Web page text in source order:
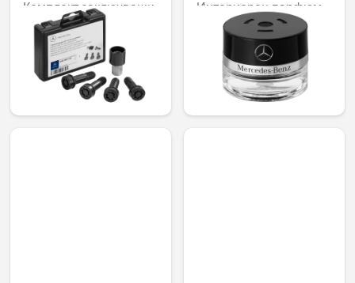
Комплект заключващи
механизми за джанти,
M14 x 1.5 x 45
110,12 € /
215,38 лв.
Интериорен парфюм
1001 Mood
92,02 € /
179,97 лв.